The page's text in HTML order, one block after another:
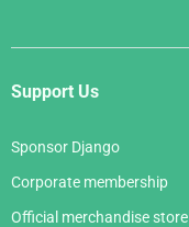
Support Us
Sponsor Django
Corporate membership
Official merchandise store